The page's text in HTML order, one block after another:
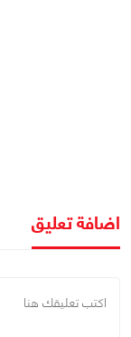
اضافة تعليق